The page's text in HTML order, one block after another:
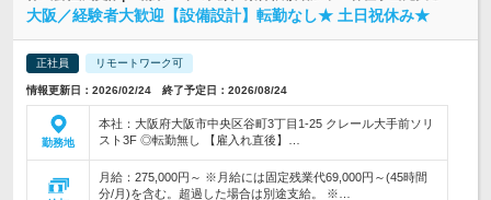
大阪／経験者大歓迎【設備設計】転勤なし★ 土日祝休み★
正社員 リモートワーク可
情報更新日：2026/02/24 終了予定日：2026/08/24
勤務地
本社：大阪府大阪市中央区谷町3丁目1‐25 クレール大手前ソリ
スト3F ◎転勤無し 【雇入れ直後】…
月給：275,000円～ ※月給には固定残業代69,000円～(45時間
分/月)を含む。超過した場合は別途支給。 ※…